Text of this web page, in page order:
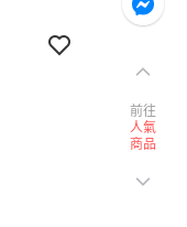
前往
人氣
商品